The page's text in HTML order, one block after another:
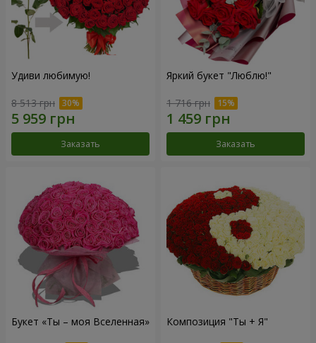
Удиви любимую!
8 513 грн
Заказать
Яркий букет "Люблю!"
1 716 грн
Заказать
Букет «Ты – моя Вселенная» Композиция "Ты + Я"